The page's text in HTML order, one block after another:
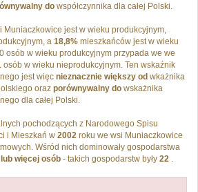
do współczynnika dla całej Polski.
Muniaczkowice jest w wieku produkcyjnym,
a 18,8% mieszkańców jest w wieku
osób w wieku produkcyjnym przypada we we
osób w wieku nieprodukcyjnym. Ten wskaźnik
jest więc nieznacznie większy od wkażnika
oraz porównywalny do wskażnika
dla całej Polski.
pochodzących z Narodowego Spisu
i Mieszkań w 2002 roku we wsi Muniaczkowice
Wśród nich dominowały gospodarstwa
więcej osób - takich gospodarstw były 22 .